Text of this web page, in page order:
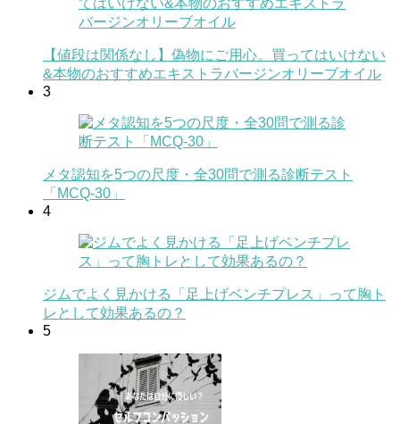
【値段は関係なし】偽物にご用心。買ってはいけない
&本物のおすすめエキストラバージンオリーブオイル
3
メタ認知を5つの尺度・全30問で測る診断テスト
「MCQ-30」
4
ジムでよく見かける「足上げベンチプレス」って胸ト
レとして効果あるの？
5